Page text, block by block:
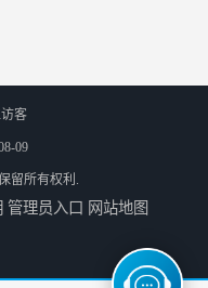
云南高加智能锅炉汽包液位计 窑头窑尾液位计
客
09
留所有权利.
管理员入口 网站地图